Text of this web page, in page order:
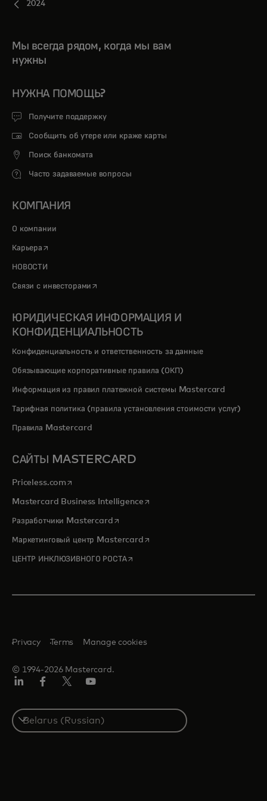
2024
Мы всегда рядом, когда мы вам
нужны
НУЖНА ПОМОЩЬ?
Получите поддержку
Сообщить об утере или краже карты
Поиск банкомата
Часто задаваемые вопросы
КОМПАНИЯ
О компании
Карьера opens in a new tab
НОВОСТИ
Связи с инвесторами opens in a new tab
ЮРИДИЧЕСКАЯ ИНФОРМАЦИЯ И
КОНФИДЕНЦИАЛЬНОСТЬ
Конфиденциальность и ответственность за данные
Обязывающие корпоративные правила (ОКП)
Информация из правил платежной системы Mastercard
Тарифная политика (правила установления стоимости услуг)
Правила Mastercard
САЙТЫ MASTERCARD
Priceless.com opens in a new tab
Mastercard Business Intelligenceopens in a new tab
Разработчики Mastercardopens in a new tab
Маркетинговый центр Mastercardopens in a new tab
ЦЕНТР ИНКЛЮЗИВНОГО РОСТАopens in a new tab
© 1994-2026 Mastercard.
Privacy Terms Manage cookies
Select
a
country
Twitter)